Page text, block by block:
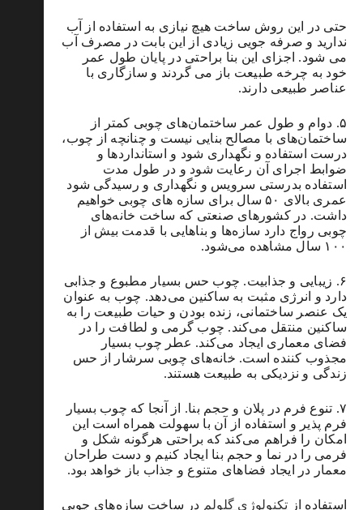
حتی در این روش ساخت هیچ نیازی به استفاده از آب
ندارید و صرفه جویی زیادی از این بابت در مصرف آب
می شود. اجزای این بنا براحتی در پایان طول عمر
خود به چرخه طبیعت باز می گردند و سازگاری با
عناصر طبیعی دارند.
۵. دوام و طول عمر ساختمان‌های چوبی کمتر از
ساختمان‌های با مصالح بنایی نیست و چنانچه از چوب،
درست استفاده و نگهداری شود و استاندارد‌ها و
ضوابط اجرای آن رعایت شود و در طول مدت
استفاده بدرستی سرویس و نگهداری و رسیدگی شود
عمری بالای ۵۰ سال برای سازه های چوبی خواهیم
داشت. در کشورهای صنعتی که ساخت خانه‌های
چوبی رواج دارد سازه‌ها و بناهایی با قدمت بیش از
۱۰۰ سال مشاهده می‌شود.
۶. زیبایی و جذابیت. چوب حس بسیار مطبوع و جذابی
دارد و انرژی مثبت به ساکنین می‌دهد. چوب به عنوان
یک عنصر ساختمانی، زنده بودن و حیات طبیعت را به
ساکنین منتقل می‌کند. چوب گرمی و لطافت را در
فضای معماری ایجاد می‌کند. عطر چوب بسیار
مجذوب کننده است. خانه‌های چوبی سرشار از حس
زندگی و نزدیکی به طبیعت هستند.
۷. تنوع فرم در پلان و حجم بنا. از آنجا که چوب بسیار
فرم پذیر و استفاده از آن با سهولت همراه است این
امکان را فراهم می‌کند که براحتی هرگونه شکل و
فرمی را در نما و حجم بنا ایجاد کنیم و دست طراحان
معمار در ایجاد فضاهای متنوع و جذاب باز خواهد بود.
استفاده از تکنولوژی گلولم در ساخت سازه‌های چوبی